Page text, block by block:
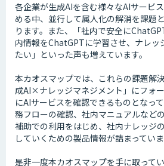
各企業が生成AIを含む様々なAIサービ
める中、並行して属人化の解消を課題
ります。また、「社内で安全に
内情報をChatGPTに学習させ、ナレッ
たい」といった声も増えています。
本カオスマップでは、これらの課題解
成AI×ナレッジマネジメント」にフォ
にAIサービスを確認できるものとなっ
務フローの確認、社内マニュアルなど
補助での利用をはじめ、社内ナレッジ
していくための製品情報が詰まっていま
是非一度本カオスマップを手に取って